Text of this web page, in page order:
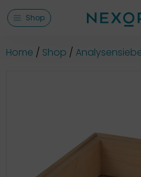
Shop
Home Shop